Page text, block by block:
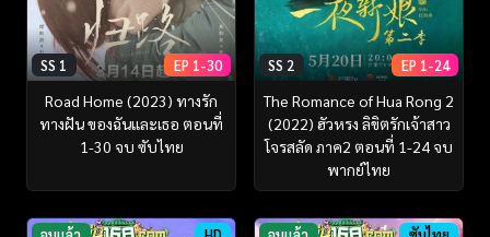
SS 1 EP 1-30
Road Home (2023) ทางรัก
ทางฝัน ของฉันและเธอ ตอนที่
1-30 จบ ซับไทย
SS 2 EP 1-24
The Romance of Hua Rong 2
(2022) ฮัวหรง ลิขิตรักเจ้าสาว
โจรสลัด ภาค2 ตอนที่ 1-24 จบ
พากย์ไทย